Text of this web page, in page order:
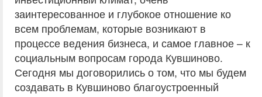
заинтересованное и глубокое отношение ко
всем проблемам, которые возникают в
процессе ведения бизнеса, и самое главное – к
социальным вопросам города Кувшиново.
Сегодня мы договорились о том, что мы будем
создавать в Кувшиново благоустроенный